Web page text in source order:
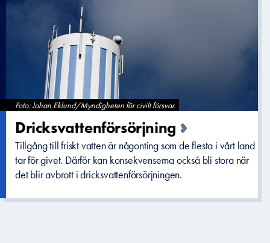
Foto: Johan Eklund/Myndigheten för civilt försvar.
Dricksvatt­enförsörjn­ing
Tillgång till friskt vatten är någonting som de flesta i vårt land
tar för givet. Därför kan konsekvenserna också bli stora när
det blir avbrott i dricksvattenförsörjningen.